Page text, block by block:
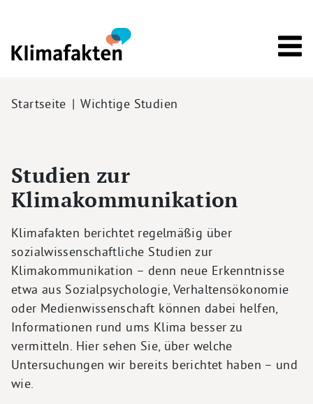
Pfadnavigation
Startseite Wichtige Studien
Studien zur
Klimakommunikation
Klimafakten berichtet regelmäßig über
sozialwissenschaftliche Studien zur
Klimakommunikation – denn neue Erkenntnisse
etwa aus Sozialpsychologie, Verhaltensökonomie
oder Medienwissenschaft können dabei helfen,
Informationen rund ums Klima besser zu
vermitteln. Hier sehen Sie, über welche
Untersuchungen wir bereits berichtet haben – und
wie.